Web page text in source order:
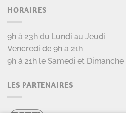
HORAIRES
9h à 23h du Lundi au Jeudi
Vendredi de 9h à 21h
9h à 21h le Samedi et Dimanche
LES PARTENAIRES